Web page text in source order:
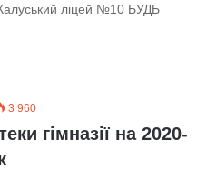
ліцей №10 БУДЬ
3 960
гімназії на 2020-